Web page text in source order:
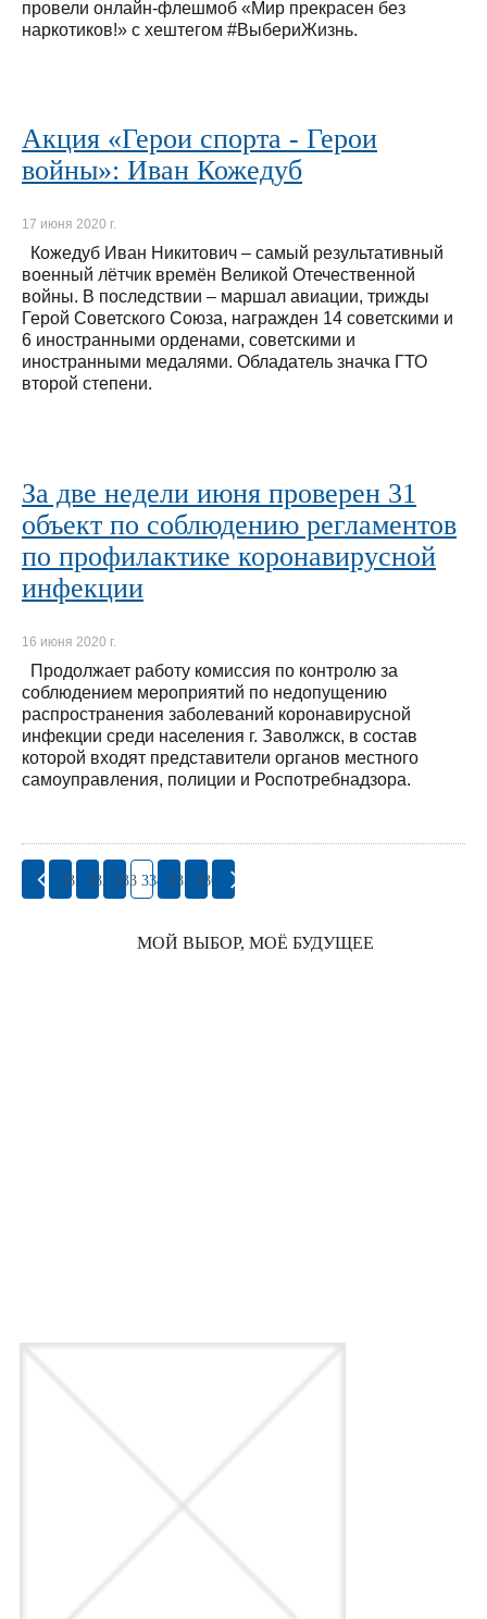
провели онлайн-флешмоб «Мир прекрасен без
наркотиков!» с хештегом #ВыбериЖизнь.
Акция «Герои спорта - Герои
войны»: Иван Кожедуб
17 июня 2020 г.
Кожедуб Иван Никитович – самый результативный
военный лётчик времён Великой Отечественной
войны. В последствии – маршал авиации, трижды
Герой Советского Союза, награжден 14 советскими и
6 иностранными орденами, советскими и
иностранными медалями. Обладатель значка ГТО
второй степени.
За две недели июня проверен 31
объект по соблюдению регламентов
по профилактике коронавирусной
инфекции
16 июня 2020 г.
Продолжает работу комиссия по контролю за
соблюдением мероприятий по недопущению
распространения заболеваний коронавирусной
инфекции среди населения г. Заволжск, в состав
которой входят представители органов местного
самоуправления, полиции и Роспотребнадзора.
331 332 333 334 335 336
МОЙ ВЫБОР, МОЁ БУДУЩЕЕ